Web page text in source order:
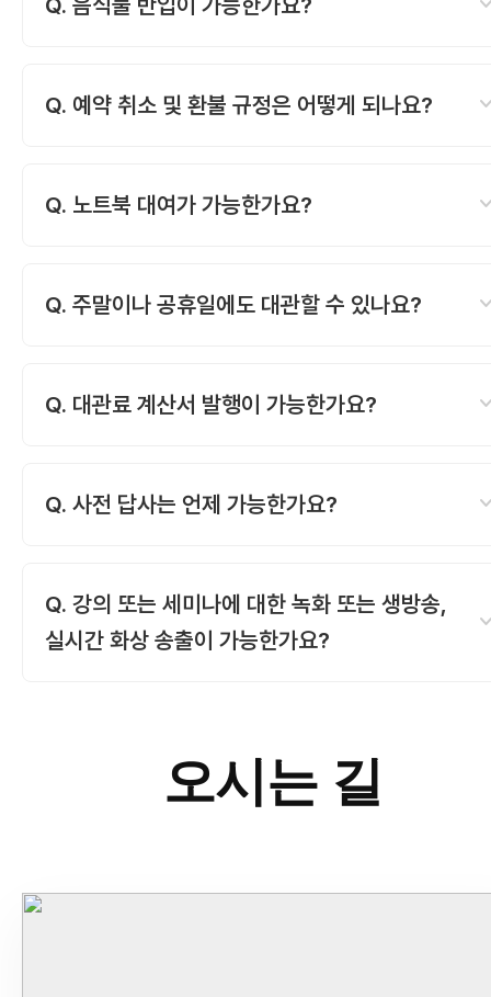
냄새가 나지 않는 다과는 반입 가능합니다.
Q. 예약 취소 및 환불 규정은 어떻게 되나요?
환불, 당일 취소는 환불이 불가합니다.
Q. 노트북 대여가 가능한가요?
있습니다. 교육생용 노트북이 다량 필요하신 경우 별도
Q. 주말이나 공휴일에도 대관할 수 있나요?
사전 협의가 필요하며 추가 비용이 발생할 수 있습니
Q. 대관료 계산서 발행이 가능한가요?
사본을 이메일로 보내주시면 전자세금계산서를 발행
Q. 사전 답사는 언제 가능한가요?
일정이 있을 수 있으므로 방문 전 반드시 전화로 시간
예약해 주시기 바랍니다.
Q. 강의 또는 세미나에 대한 녹화 또는 생방송,
실시간 화상 송출이 가능한가요?
오시는 길